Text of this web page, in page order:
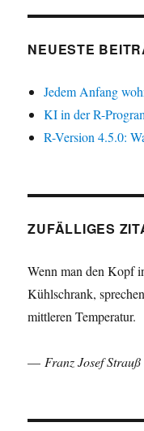
NEUESTE
Jedem Anfang
KI in der R-
R-Version 4.5.0:
ZUFÄLLIGES
Wenn man den Kopf
Kühlschrank,
mittleren Temperatur.
—Franz Josef Strauß